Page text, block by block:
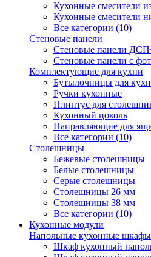
Кухонные смесители
Кухонные смесители
Все категории (10)
Стеновые панели
Стеновые панели
Стеновые панели с
Комплектующие для кухни
Бутылочницы для
Ручки кухонные
Плинтус для
Кухонный цоколь
Направляющие для
Все категории (10)
Столешницы
Бежевые столешницы
Белые столешницы
Серые столешницы
Столешницы 26 мм
Столешницы 38 мм
Все категории (10)
Кухонные модули
Напольные кухонные шкафы
Шкаф кухонный